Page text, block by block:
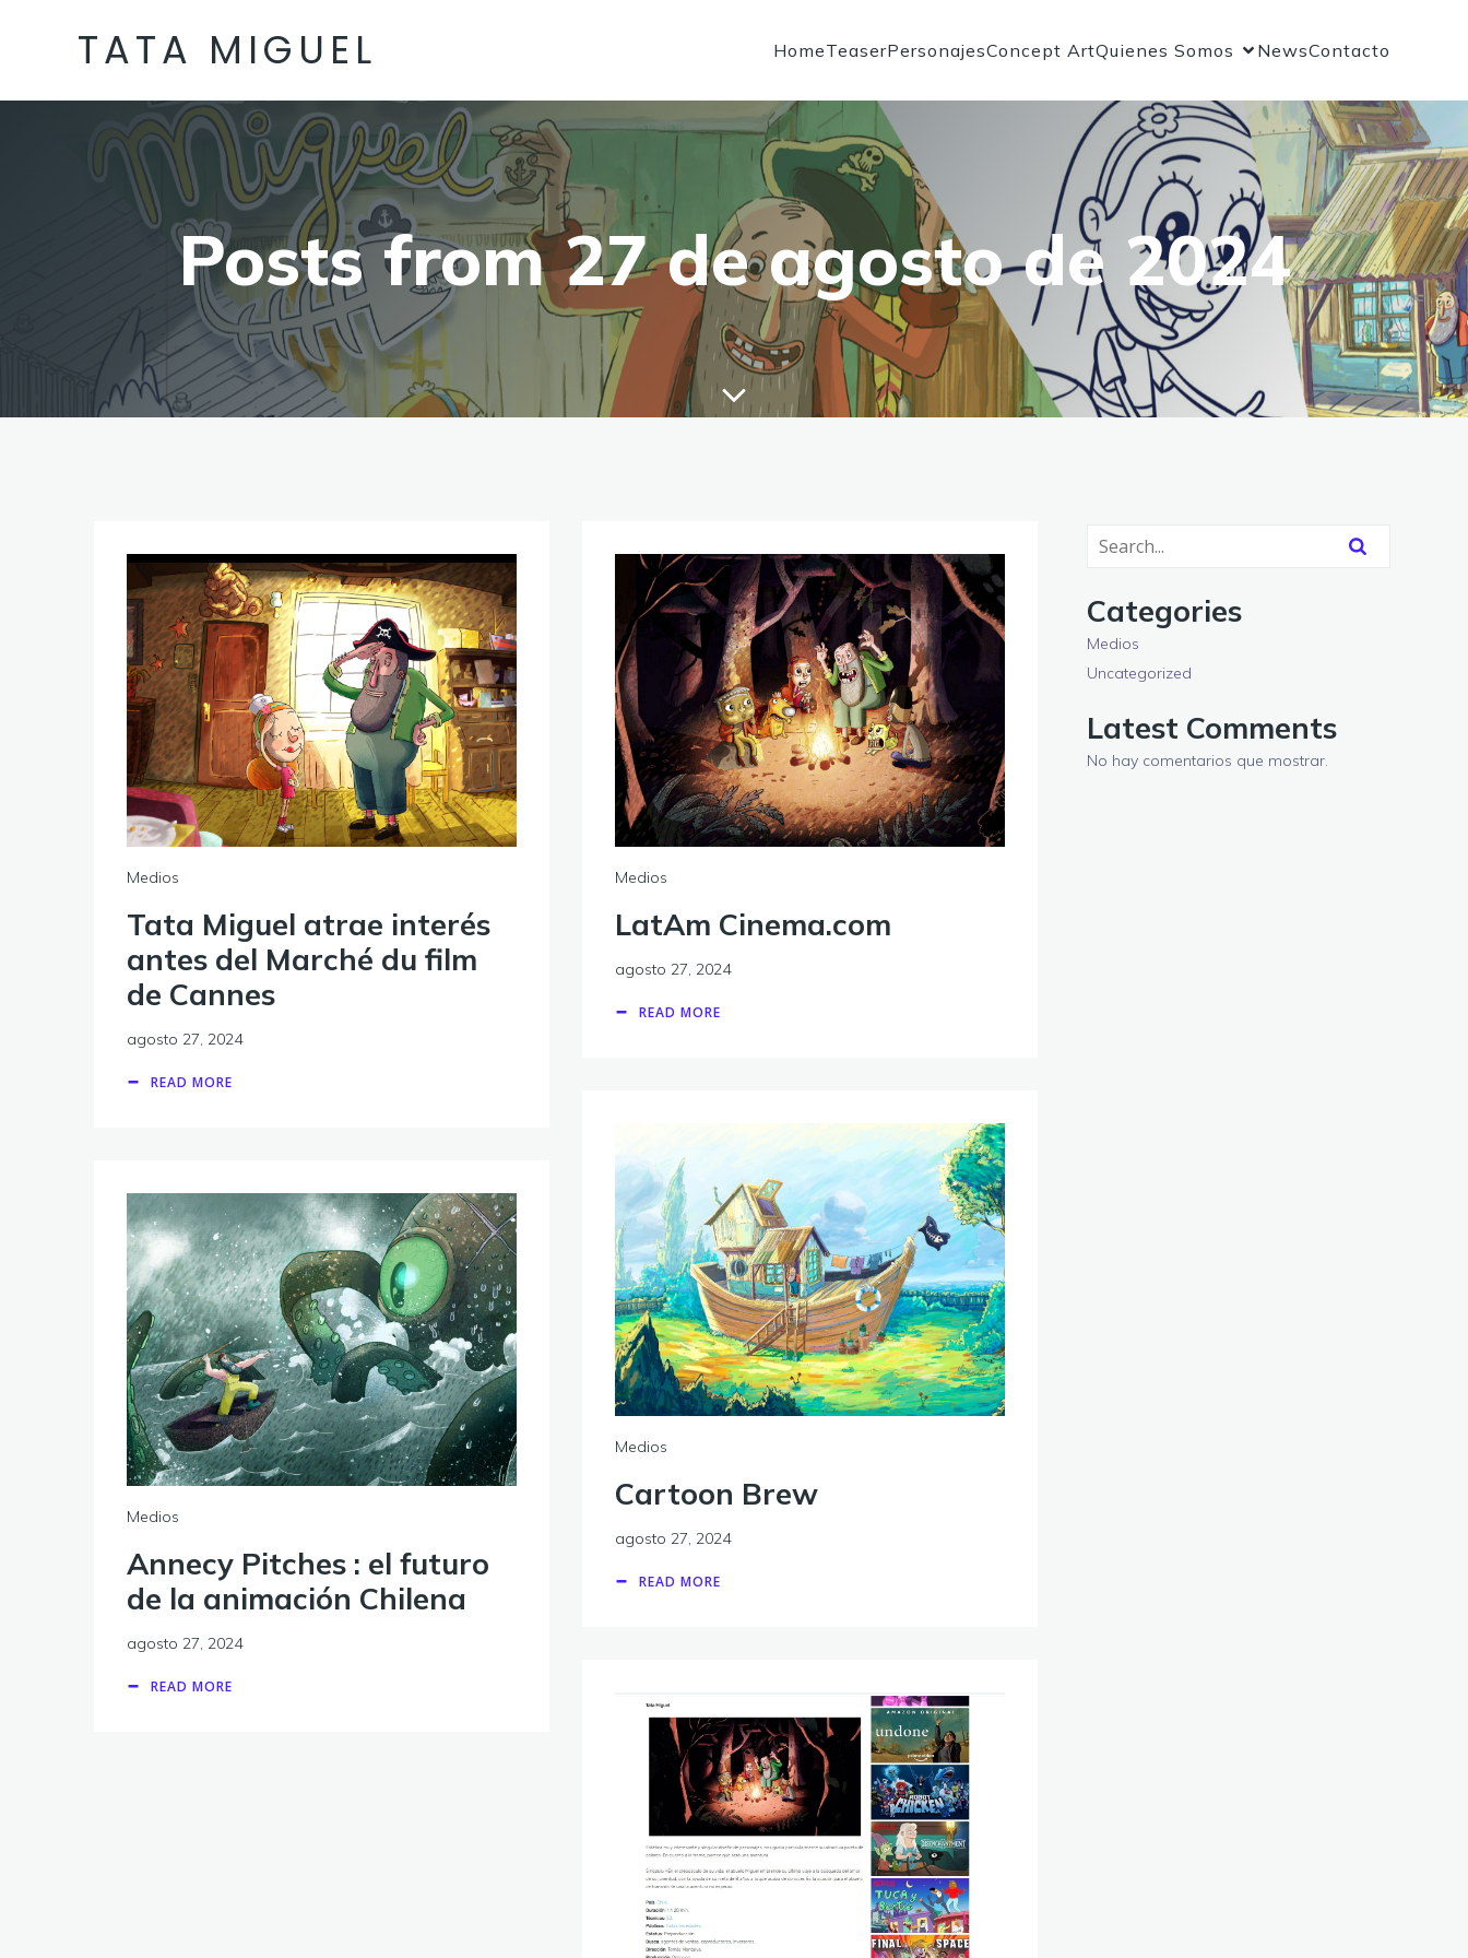
TATA MIGUEL HomeTeaserPersonajesConcept ArtQuienes Somos NewsContacto
Posts from 27 de agosto de 2024
Medios
Tata Miguel atrae interés
antes del Marché du film
de Cannes
agosto 27, 2024
READ MORE
Medios
LatAm Cinema.com
agosto 27, 2024
READ MORE
Medios
Cartoon Brew
agosto 27, 2024
READ MORE
Medios
Annecy Pitches : el futuro
de la animación Chilena
agosto 27, 2024
READ MORE
Categories
Medios
Uncategorized
Latest Comments
No hay comentarios que mostrar.